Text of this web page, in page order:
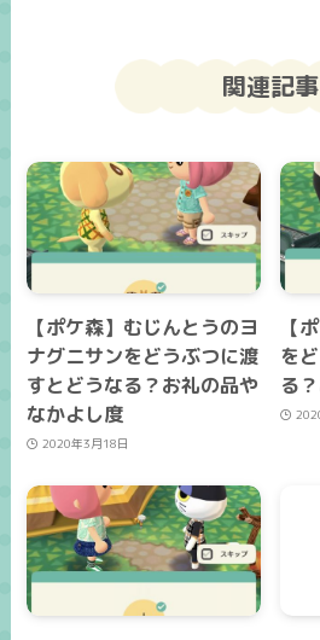
関連記事
【ポケ森】むじんとうのヨ
ナグニサンをどうぶつに渡
すとどうなる？お礼の品や
なかよし度
2020年3月18日
【
を
る